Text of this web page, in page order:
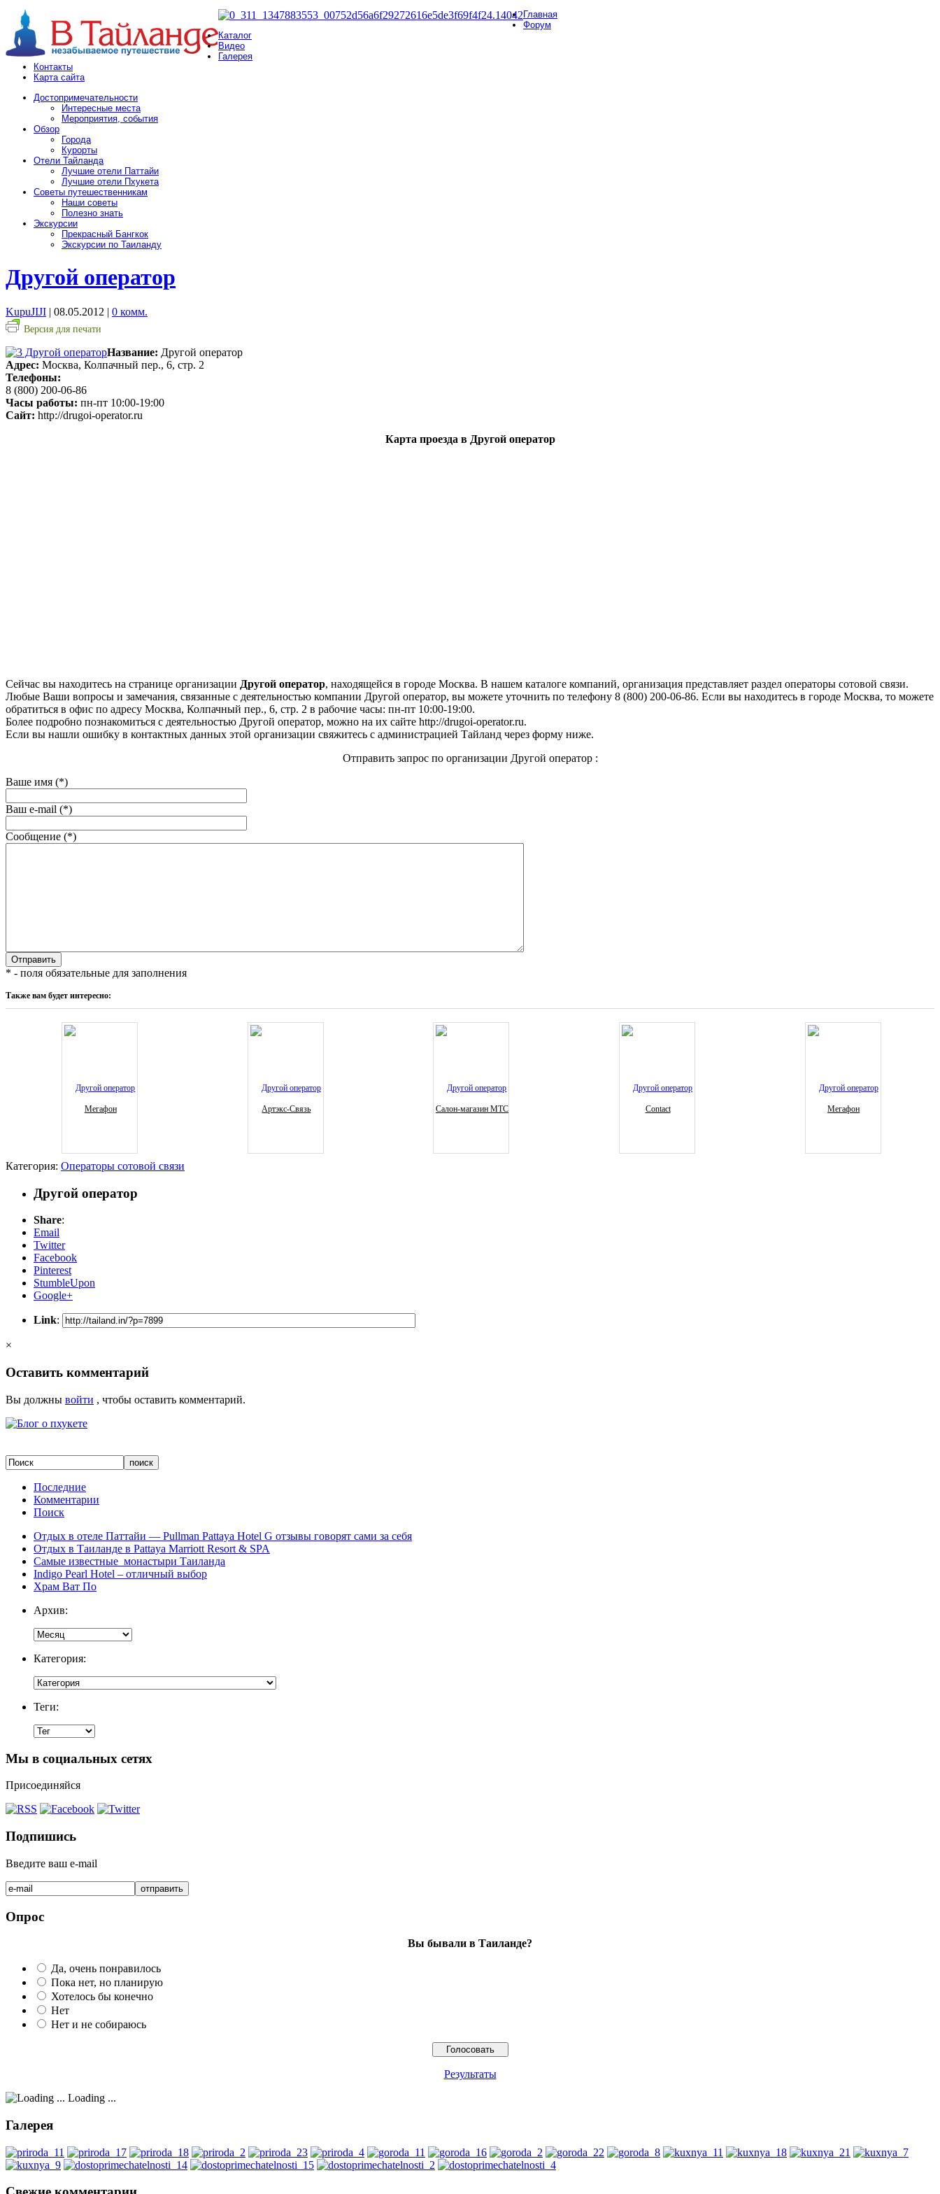
Главная
Форум
Каталог
Видео
Галерея
Контакты
Карта сайта
Достопримечательности
Интересные места
Мероприятия, события
Обзор
Города
Курорты
Отели Тайланда
Лучшие отели Паттайи
Лучшие отели Пхукета
Советы путешественникам
Наши советы
Полезно знать
Экскурсии
Прекрасный Бангкок
Экскурсии по Таиланду
Другой оператор
KupuJIJI | 08.05.2012 | 0 комм.
Версия для печати
Название: Другой оператор
Адрес: Москва, Колпачный пер., 6, стр. 2
Телефоны:
8 (800) 200-06-86
Часы работы: пн-пт 10:00-19:00
Сайт: http://drugoi-operator.ru
Карта проезда в Другой оператор
Сейчас вы находитесь на странице организации Другой оператор, находящейся в городе Москва. В нашем каталоге компаний, организация представляет раздел операторы сотовой связи.
Любые Ваши вопросы и замечания, связанные с деятельностью компании Другой оператор, вы можете уточнить по телефону 8 (800) 200-06-86. Если вы находитесь в городе Москва, то можете
обратиться в офис по адресу Москва, Колпачный пер., 6, стр. 2 в рабочие часы: пн-пт 10:00-19:00.
Более подробно познакомиться с деятельностью Другой оператор, можно на их сайте http://drugoi-operator.ru.
Если вы нашли ошибку в контактных данных этой организации свяжитесь с администрацией Тайланд через форму ниже.
Отправить запрос по организации Другой оператор :
Ваше имя (*)
Ваш e-mail (*)
Сообщение (*)
* - поля обязательные для заполнения
Также вам будет интересно:
Мегафон Артэкс-Связь Салон-магазин МТС Contact Мегафон
Категория: Операторы сотовой связи
Другой оператор
Share:
Email
Twitter
Facebook
Pinterest
StumbleUpon
Google+
Link:
×
Оставить комментарий
Вы должны войти , чтобы оставить комментарий.
Последние
Комментарии
Поиск
Отдых в отеле Паттайи — Pullman Pattaya Hotel G отзывы говорят сами за себя
Отдых в Таиланде в Pattaya Marriott Resort & SPA
Самые известные монастыри Таиланда
Indigo Pearl Hotel – отличный выбор
Храм Ват По
Архив:
Категория:
Теги:
Мы в социальных сетях
Присоединяйся
Подпишись
Введите ваш e-mail
Опрос
Вы бывали в Таиланде?
Да, очень понравилось
Пока нет, но планирую
Хотелось бы конечно
Нет
Нет и не собираюсь
Результаты
Loading ...
Галерея